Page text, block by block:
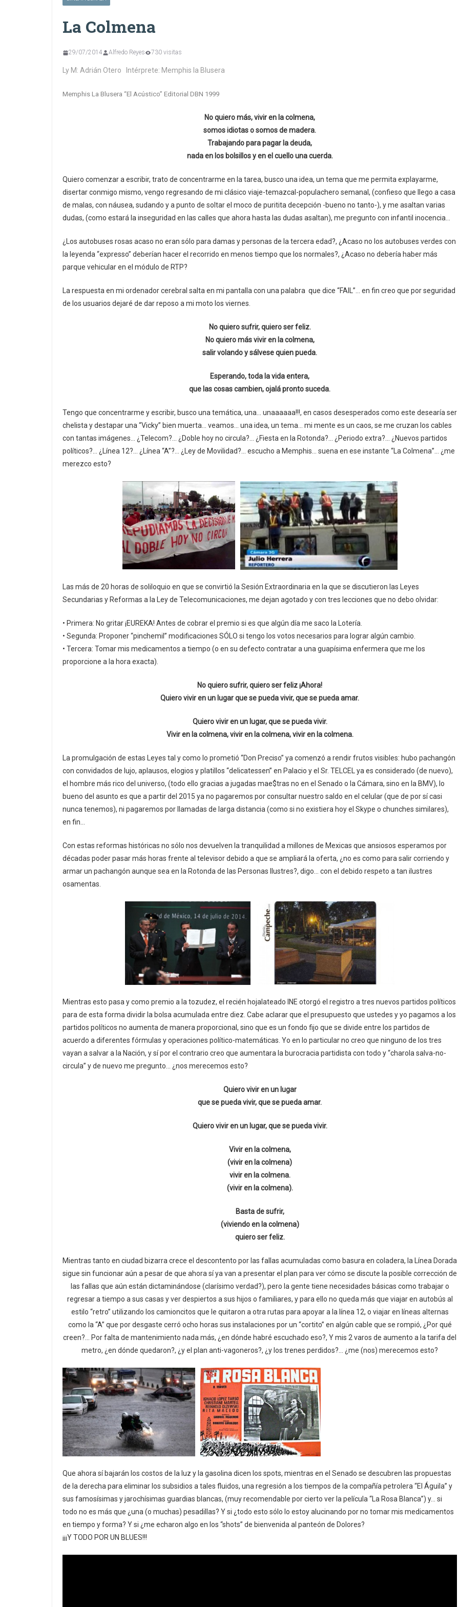
La Colmena
29/07/2014 Alfredo Reyes 730 visitas
Ly M: Adrián Otero Intérprete: Memphis la Blusera
Memphis La Blusera “El Acústico” Editorial DBN 1999
No quiero más, vivir en la colmena,
somos idiotas o somos de madera.
Trabajando para pagar la deuda,
nada en los bolsillos y en el cuello una cuerda.
Quiero comenzar a escribir, trato de concentrarme en la tarea, busco una idea, un tema que me permita explayarme,
disertar conmigo mismo, vengo regresando de mi clásico viaje-temazcal-populachero semanal, (confieso que llego a casa
de malas, con náusea, sudando y a punto de soltar el moco de puritita decepción -bueno no tanto-), y me asaltan varias
dudas, (como estará la inseguridad en las calles que ahora hasta las dudas asaltan), me pregunto con infantil inocencia…
¿Los autobuses rosas acaso no eran sólo para damas y personas de la tercera edad?, ¿Acaso no los autobuses verdes con
la leyenda “expresso” deberían hacer el recorrido en menos tiempo que los normales?, ¿Acaso no debería haber más
parque vehicular en el módulo de RTP?
La respuesta en mi ordenador cerebral salta en mi pantalla con una palabra que dice “FAIL”… en fin creo que por seguridad
de los usuarios dejaré de dar reposo a mi moto los viernes.
No quiero sufrir, quiero ser feliz.
No quiero más vivir en la colmena,
salir volando y sálvese quien pueda.
Esperando, toda la vida entera,
que las cosas cambien, ojalá pronto suceda.
Tengo que concentrarme y escribir, busco una temática, una… unaaaaaa!!!, en casos desesperados como este desearía ser
chelista y destapar una “Vicky” bien muerta… veamos… una idea, un tema… mi mente es un caos, se me cruzan los cables
con tantas imágenes… ¿Telecom?… ¿Doble hoy no circula?… ¿Fiesta en la Rotonda?… ¿Periodo extra?… ¿Nuevos partidos
políticos?… ¿Línea 12?… ¿Línea “A”?… ¿Ley de Movilidad?… escucho a Memphis… suena en ese instante “La Colmena”… ¿me
merezco esto?
Las más de 20 horas de soliloquio en que se convirtió la Sesión Extraordinaria en la que se discutieron las Leyes
Secundarias y Reformas a la Ley de Telecomunicaciones, me dejan agotado y con tres lecciones que no debo olvidar:
• Primera: No gritar ¡EUREKA! Antes de cobrar el premio si es que algún día me saco la Lotería.
• Segunda: Proponer “pinchemil” modificaciones SÓLO si tengo los votos necesarios para lograr algún cambio.
• Tercera: Tomar mis medicamentos a tiempo (o en su defecto contratar a una guapísima enfermera que me los
proporcione a la hora exacta).
No quiero sufrir, quiero ser feliz ¡Ahora!
Quiero vivir en un lugar que se pueda vivir, que se pueda amar.
Quiero vivir en un lugar, que se pueda vivir.
Vivir en la colmena, vivir en la colmena, vivir en la colmena.
La promulgación de estas Leyes tal y como lo prometió “Don Preciso” ya comenzó a rendir frutos visibles: hubo pachangón
con convidados de lujo, aplausos, elogios y platillos “delicatessen” en Palacio y el Sr. TELCEL ya es considerado (de nuevo),
el hombre más rico del universo, (todo ello gracias a jugadas mae$tras no en el Senado o la Cámara, sino en la BMV), lo
bueno del asunto es que a partir del 2015 ya no pagaremos por consultar nuestro saldo en el celular (que de por sí casi
nunca tenemos), ni pagaremos por llamadas de larga distancia (como si no existiera hoy el Skype o chunches similares),
en fin…
Con estas reformas históricas no sólo nos devuelven la tranquilidad a millones de Mexicas que ansiosos esperamos por
décadas poder pasar más horas frente al televisor debido a que se ampliará la oferta, ¿no es como para salir corriendo y
armar un pachangón aunque sea en la Rotonda de las Personas Ilustres?, digo… con el debido respeto a tan ilustres
osamentas.
Mientras esto pasa y como premio a la tozudez, el recién hojalateado INE otorgó el registro a tres nuevos partidos políticos
para de esta forma dividir la bolsa acumulada entre diez. Cabe aclarar que el presupuesto que ustedes y yo pagamos a los
partidos políticos no aumenta de manera proporcional, sino que es un fondo fijo que se divide entre los partidos de
acuerdo a diferentes fórmulas y operaciones político-matemáticas. Yo en lo particular no creo que ninguno de los tres
vayan a salvar a la Nación, y sí por el contrario creo que aumentara la burocracia partidista con todo y “charola salva-no-
circula” y de nuevo me pregunto… ¿nos merecemos esto?
Quiero vivir en un lugar
que se pueda vivir, que se pueda amar.
Quiero vivir en un lugar, que se pueda vivir.
Vivir en la colmena,
(vivir en la colmena)
vivir en la colmena.
(vivir en la colmena).
Basta de sufrir,
(viviendo en la colmena)
quiero ser feliz.
Mientras tanto en ciudad bizarra crece el descontento por las fallas acumuladas como basura en coladera, la Línea Dorada
sigue sin funcionar aún a pesar de que ahora sí ya van a presentar el plan para ver cómo se discute la posible corrección de
las fallas que aún están dictaminándose (clarísimo verdad?), pero la gente tiene necesidades básicas como trabajar o
regresar a tiempo a sus casas y ver despiertos a sus hijos o familiares, y para ello no queda más que viajar en autobús al
estilo “retro” utilizando los camioncitos que le quitaron a otra rutas para apoyar a la línea 12, o viajar en líneas alternas
como la “A” que por desgaste cerró ocho horas sus instalaciones por un “cortito” en algún cable que se rompió, ¿Por qué
creen?… Por falta de mantenimiento nada más, ¿en dónde habré escuchado eso?, Y mis 2 varos de aumento a la tarifa del
metro, ¿en dónde quedaron?, ¿y el plan anti-vagoneros?, ¿y los trenes perdidos?… ¿me (nos) merecemos esto?
Que ahora sí bajarán los costos de la luz y la gasolina dicen los spots, mientras en el Senado se descubren las propuestas
de la derecha para eliminar los subsidios a tales fluidos, una regresión a los tiempos de la compañía petrolera “El Águila” y
sus famosísimas y jarochísimas guardias blancas, (muy recomendable por cierto ver la película “La Rosa Blanca”) y… si
todo no es más que ¿una (o muchas) pesadillas? Y si ¿todo esto sólo lo estoy alucinando por no tomar mis medicamentos
en tiempo y forma? Y si ¿me echaron algo en los “shots” de bienvenida al panteón de Dolores?
¡¡¡Y TODO POR UN BLUES!!!